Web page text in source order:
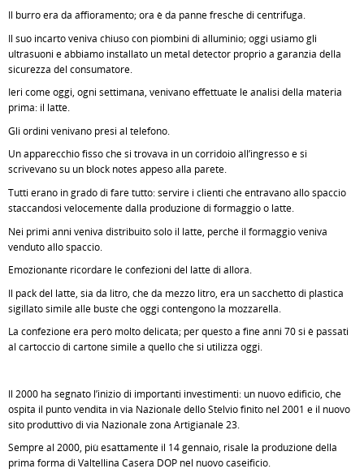
Il burro era da affioramento; ora è da panne fresche di centrifuga.
Il suo incarto veniva chiuso con piombini di alluminio; oggi usiamo gli
ultrasuoni e abbiamo installato un metal detector proprio a garanzia della
sicurezza del consumatore.
Ieri come oggi, ogni settimana, venivano effettuate le analisi della materia
prima: il latte.
Gli ordini venivano presi al telefono.
Un apparecchio fisso che si trovava in un corridoio all’ingresso e si
scrivevano su un block notes appeso alla parete.
Tutti erano in grado di fare tutto: servire i clienti che entravano allo spaccio
staccandosi velocemente dalla produzione di formaggio o latte.
Nei primi anni veniva distribuito solo il latte, perché il formaggio veniva
venduto allo spaccio.
Emozionante ricordare le confezioni del latte di allora.
Il pack del latte, sia da litro, che da mezzo litro, era un sacchetto di plastica
sigillato simile alle buste che oggi contengono la mozzarella.
La confezione era però molto delicata; per questo a fine anni 70 si è passati
al cartoccio di cartone simile a quello che si utilizza oggi.
Il 2000 ha segnato l’inizio di importanti investimenti: un nuovo edificio, che
ospita il punto vendita in via Nazionale dello Stelvio finito nel 2001 e il nuovo
sito produttivo di via Nazionale zona Artigianale 23.
Sempre al 2000, più esattamente il 14 gennaio, risale la produzione della
prima forma di Valtellina Casera DOP nel nuovo caseificio.